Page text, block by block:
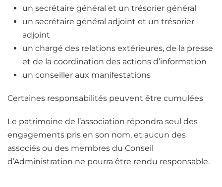
un secrétaire général et un trésorier général
un secrétaire général adjoint et un trésorier
adjoint
un chargé des relations extérieures, de la presse
et de la coordination des actions d’information
un conseiller aux manifestations
Certaines responsabilités peuvent être cumulées
Le patrimoine de l’association répondra seul des
engagements pris en son nom, et aucun des
associés ou des membres du Conseil
d’Administration ne pourra être rendu responsable.